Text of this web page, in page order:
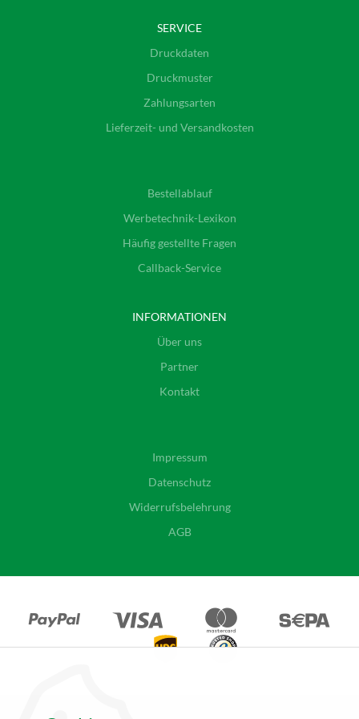
SERVICE
Druckdaten
Druckmuster
Zahlungsarten
Lieferzeit- und Versandkosten
Bestellablauf
Werbetechnik-Lexikon
Häufig gestellte Fragen
Callback-Service
INFORMATIONEN
Über uns
Partner
Kontakt
Impressum
Datenschutz
Widerrufsbelehrung
AGB